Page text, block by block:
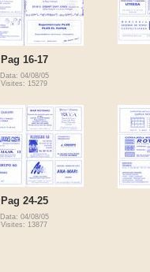
Pag 16-17
Data: 04/08/05
Visites: 15279
Pag 24-25
Data: 04/08/05
Visites: 13877